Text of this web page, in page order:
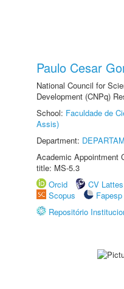
Paulo Cesar
National Council for
Development (CNPq)
School: Faculdade de
Assis)
Department:
Academic Appointment
title: MS-5.3
Orcid
CV Lattes
Scopus
Fapesp
Repositório